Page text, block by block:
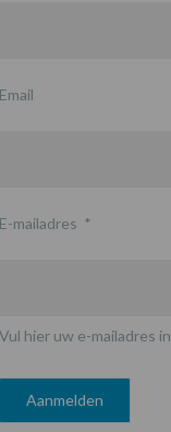
Email
E-mailadres *
Vul hier uw e-mailadres in